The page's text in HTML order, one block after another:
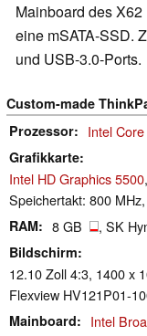
Mainboard des
eine mSATA-SSD.
und USB-3.0-Ports.
Custom-made
Prozessor
Intel
Grafikkarte
Intel HD Graphics 5500
Speichertakt: 800
RAM 8 GB , SK
Bildschirm
12.10 Zoll 4:3, 1400 x
Flexview HV121P01-
Mainboard Intel